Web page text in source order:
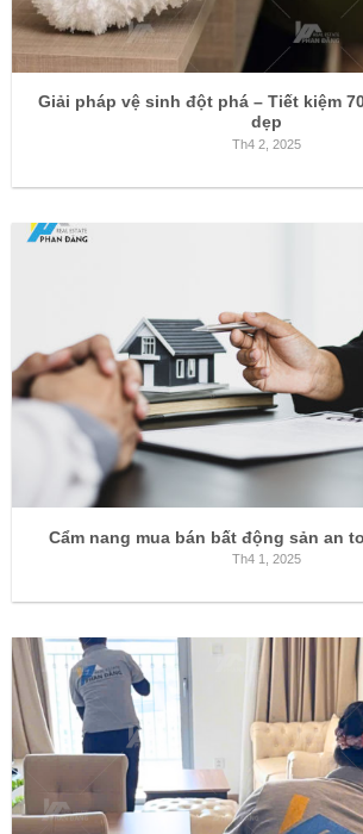
Giải pháp vệ sinh đột phá – Tiết kiệm
dẹp
Th4 2, 2025
Cẩm nang mua bán bất động sản an
Th4 1, 2025